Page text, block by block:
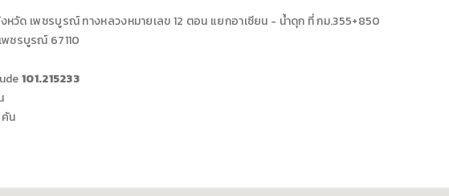
หวัด เพชรบูรณ์ทางหลวงหมายเลข 12 ตอน แยกอาเซียน - น้ำดุก ที่ กม.355+850
พชรบูรณ์ 67110
101.215233
คัน